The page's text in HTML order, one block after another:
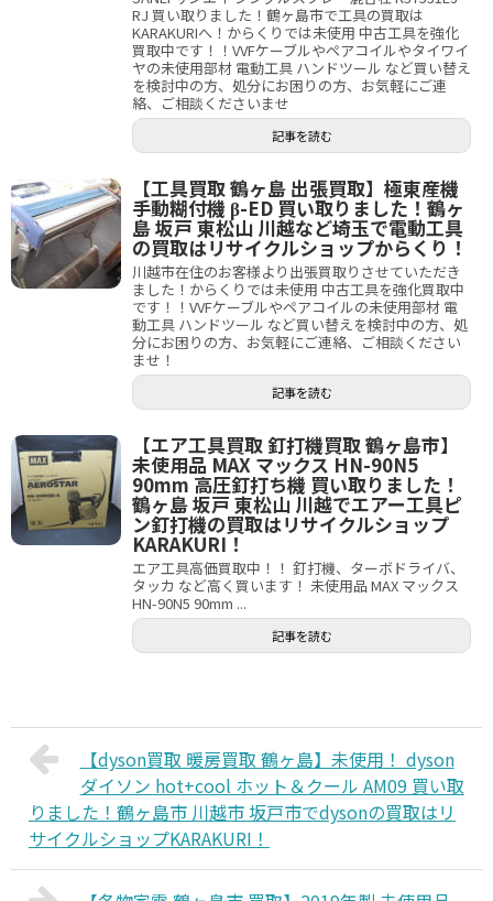
RJ 買い取りました！鶴ヶ島市で工具の買取は
KARAKURIへ！からくりでは未使用 中古工具を強化
買取中です！！VVFケーブルやペアコイルやタイワイ
ヤの未使用部材 電動工具 ハンドツール など買い替え
を検討中の方、処分にお困りの方、お気軽にご連
絡、ご相談くださいませ
記事を読む
【工具買取 鶴ヶ島 出張買取】極東産機
手動糊付機 β-ED 買い取りました！鶴ヶ
島 坂戸 東松山 川越など埼玉で電動工具
の買取はリサイクルショップからくり！
川越市在住のお客様より出張買取りさせていただき
ました！からくりでは未使用 中古工具を強化買取中
です！！VVFケーブルやペアコイルの未使用部材 電
動工具 ハンドツール など買い替えを検討中の方、処
分にお困りの方、お気軽にご連絡、ご相談ください
ませ！
記事を読む
【エア工具買取 釘打機買取 鶴ヶ島市】
未使用品 MAX マックス HN-90N5
90mm 高圧釘打ち機 買い取りました！
鶴ヶ島 坂戸 東松山 川越でエアー工具ピ
ン釘打機の買取はリサイクルショップ
KARAKURI！
エア工具高価買取中！！ 釘打機、ターボドライバ、
タッカ など高く買います！ 未使用品 MAX マックス
HN-90N5 90mm ...
記事を読む
【dyson買取 暖房買取 鶴ヶ島】未使用！ dyson
ダイソン hot+cool ホット＆クール AM09 買い取
りました！鶴ヶ島市 川越市 坂戸市でdysonの買取はリ
サイクルショップKARAKURI！